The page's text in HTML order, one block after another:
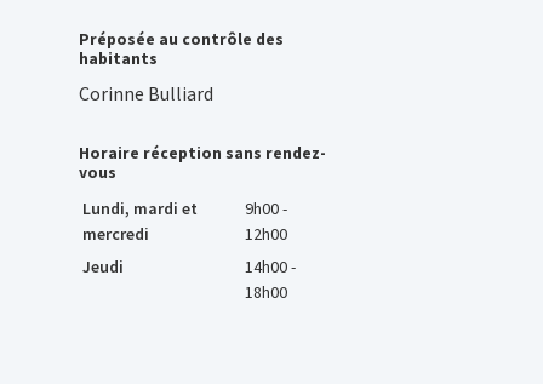
Préposée au contrôle des
habitants
Corinne Bulliard
Horaire réception sans rendez-
vous
Lundi, mardi et
mercredi
9h00 -
12h00
Jeudi
14h00 -
18h00